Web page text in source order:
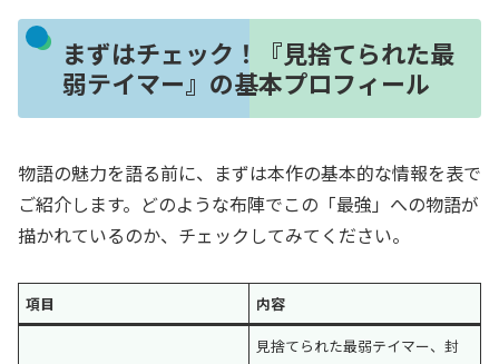
まずはチェック！『見捨てられた最
弱テイマー』の基本プロフィール
物語の魅力を語る前に、まずは本作の基本的な情報を表で
ご紹介します。どのような布陣でこの「最強」への物語が
描かれているのか、チェックしてみてください。
項目 内容
見捨てられた最弱テイマー、封